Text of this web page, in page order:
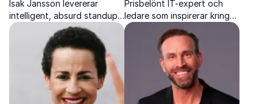
Isak Jansson levererar
intelligent, absurd standup
med träffsäkra analyser som
får publiken att skratta och
tänka samtidigt
Prisbelönt IT-expert och
ledare som inspirerar kring
AI, innovation, ledarskap
och inkludering